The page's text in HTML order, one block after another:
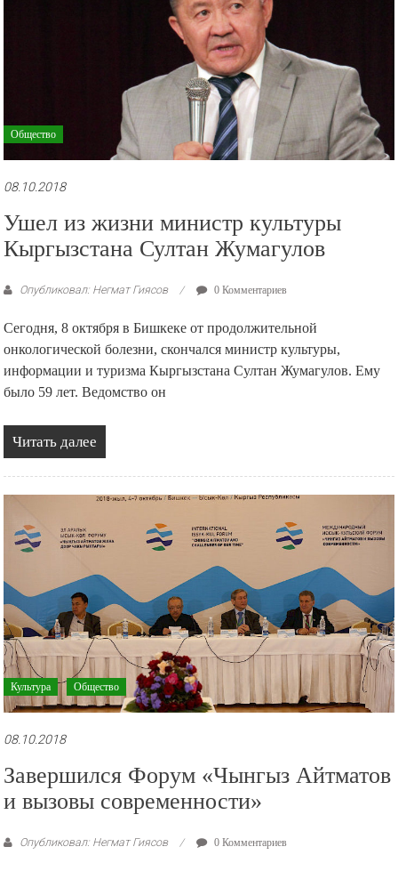
Общество
08.10.2018
Ушел из жизни министр культуры
Кыргызстана Султан Жумагулов
Опубликовал: Негмат Гиясов 0 Комментариев
Сегодня, 8 октября в Бишкеке от продолжительной
онкологической болезни, скончался министр культуры,
информации и туризма Кыргызстана Султан Жумагулов. Ему
было 59 лет. Ведомство он
Читать далее
Культура Общество
08.10.2018
Завершился Форум «Чынгыз Айтматов
и вызовы современности»
Опубликовал: Негмат Гиясов 0 Комментариев